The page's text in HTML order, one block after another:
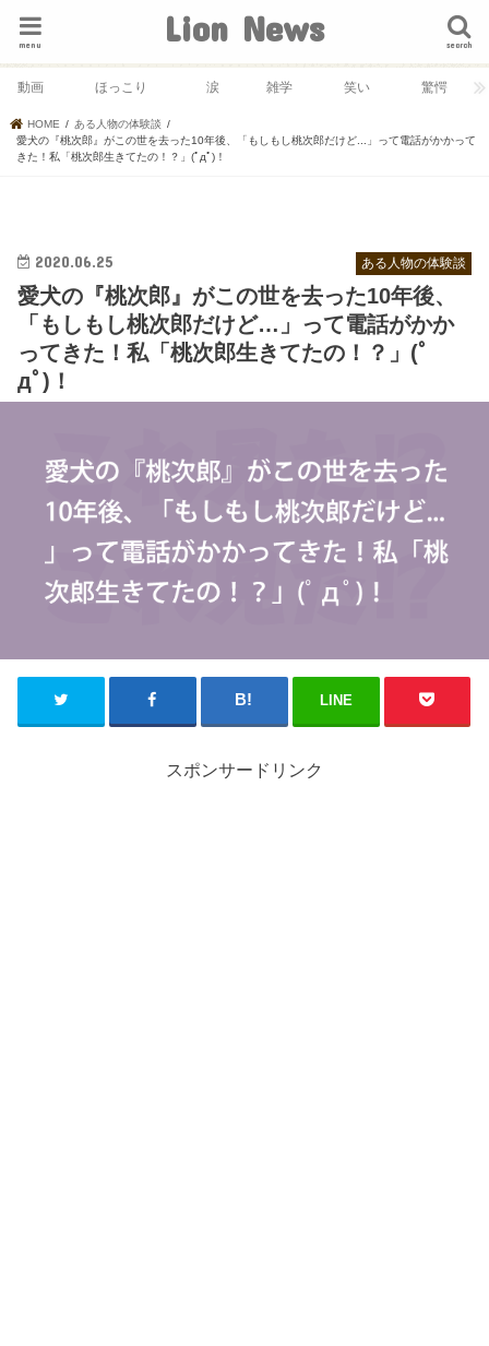
Lion News search
menu
動画 ほっこり 涙 雑学 笑い 驚愕
HOME
ある人物の体験談
愛犬の『桃次郎』がこの世を去った10年後、「もしもし桃次郎だけど...」って電話がかかって
きた！私「桃次郎生きてたの！？」(ﾟдﾟ)！
ある人物の体験談
2020.06.25
愛犬の『桃次郎』がこの世を去った10年後、
「もしもし桃次郎だけど…」って電話がかか
ってきた！私「桃次郎生きてたの！？」(ﾟ
дﾟ)！
LINE
スポンサードリンク